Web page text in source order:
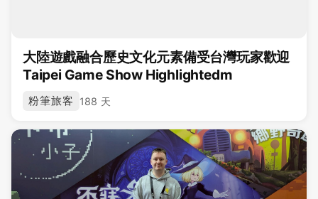
大陸遊戲融合歷史文化元素備受台灣玩家歡迎
Taipei Game Show Highlightedm
粉筆旅客 188 天